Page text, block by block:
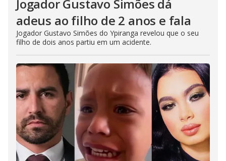
Jogador Gustavo Simões dá
adeus ao filho de 2 anos e fala
Jogador Gustavo Simões do Ypiranga revelou que o seu
filho de dois anos partiu em um acidente.